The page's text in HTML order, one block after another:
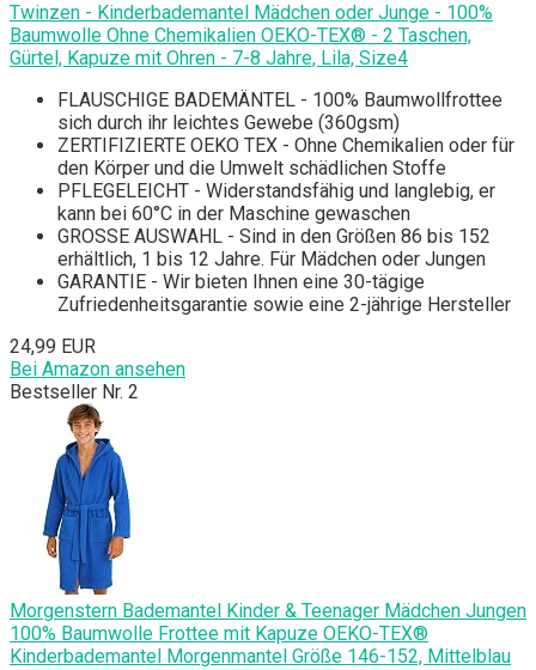
Twinzen - Kinderbademantel Mädchen oder Junge - 100%
Baumwolle Ohne Chemikalien OEKO-TEX® - 2 Taschen,
Gürtel, Kapuze mit Ohren - 7-8 Jahre, Lila, Size4
FLAUSCHIGE BADEMÄNTEL - 100% Baumwollfrottee
sich durch ihr leichtes Gewebe (360gsm)
ZERTIFIZIERTE OEKO TEX - Ohne Chemikalien oder für
den Körper und die Umwelt schädlichen Stoffe
PFLEGELEICHT - Widerstandsfähig und langlebig, er
kann bei 60°C in der Maschine gewaschen
GROSSE AUSWAHL - Sind in den Größen 86 bis 152
erhältlich, 1 bis 12 Jahre. Für Mädchen oder Jungen
GARANTIE - Wir bieten Ihnen eine 30-tägige
Zufriedenheitsgarantie sowie eine 2-jährige Hersteller
24,99 EUR
Bei Amazon ansehen
Bestseller Nr. 2
Morgenstern Bademantel Kinder & Teenager Mädchen Jungen
100% Baumwolle Frottee mit Kapuze OEKO-TEX®
Kinderbademantel Morgenmantel Größe 146-152, Mittelblau